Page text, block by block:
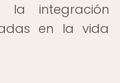
la integración
en la vida